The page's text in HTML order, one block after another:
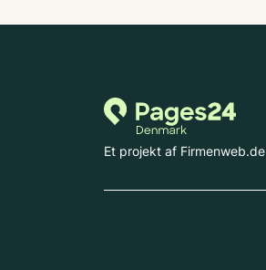
Et projekt af Firmenweb.de